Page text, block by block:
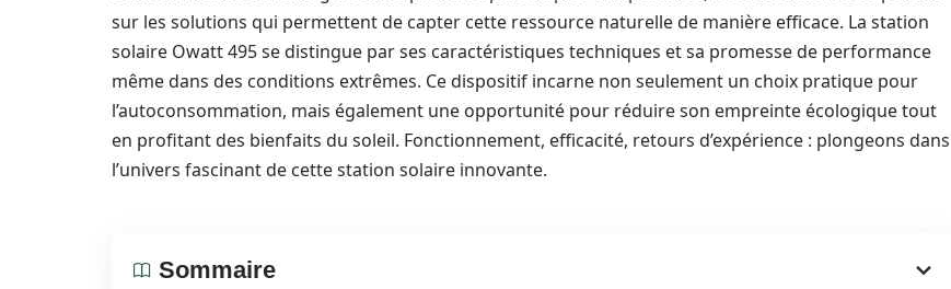
sur les solutions qui permettent de capter cette ressource naturelle de manière efficace. La station
solaire Owatt 495 se distingue par ses caractéristiques techniques et sa promesse de performance
même dans des conditions extrêmes. Ce dispositif incarne non seulement un choix pratique pour
l’autoconsommation, mais également une opportunité pour réduire son empreinte écologique tout
en profitant des bienfaits du soleil. Fonctionnement, efficacité, retours d’expérience : plongeons dans
l’univers fascinant de cette station solaire innovante.
Sommaire